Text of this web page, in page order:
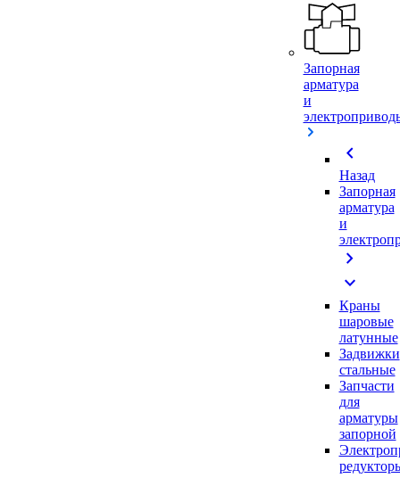
Запорная
арматура
и
chevron_left
Назад
Запорная
арматура
и
chevron_right
expand_more
Краны
шаровые
латунные
Задвижки
стальные
Запчасти
для
арматуры
запорной